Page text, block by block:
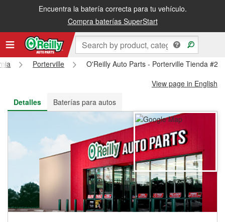
Encuentra la batería correcta para tu vehículo.
Compra baterías SuperStart
Recibe tu orden gratis al día siguiente o recógela en la tienda
Porterville
O'Reilly Auto Parts - Porterville Tienda
View page in English
Detalles
Baterías para autos